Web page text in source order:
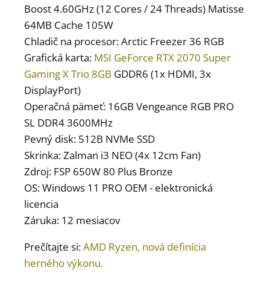
Boost 4.60GHz (12 Cores / 24 Threads) Matisse
64MB Cache 105W
Chladič na procesor: Arctic Freezer 36 RGB
Grafická karta: MSI GeForce RTX 2070 Super
Gaming X Trio 8GB GDDR6 (1x HDMI, 3x
DisplayPort)
Operačná pämeť: 16GB Vengeance RGB PRO
SL DDR4 3600MHz
Pevný disk: 512B NVMe SSD
Skrinka: Zalman i3 NEO (4x 12cm Fan)
Zdroj: FSP 650W 80 Plus Bronze
OS: Windows 11 PRO OEM - elektronická
licencia
Záruka: 12 mesiacov
Prečítajte si:AMD Ryzen, nová definícia
herného výkonu.